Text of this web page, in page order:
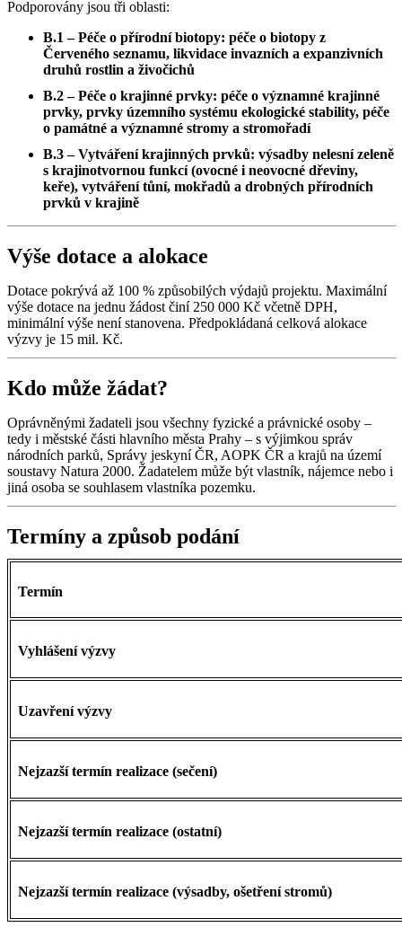
Podporovány jsou tři oblasti:
B.1 – Péče o přírodní biotopy: péče o biotopy z
Červeného seznamu, likvidace invazních a expanzivních
druhů rostlin a živočichů
B.2 – Péče o krajinné prvky: péče o významné krajinné
prvky, prvky územního systému ekologické stability, péče
o památné a významné stromy a stromořadí
B.3 – Vytváření krajinných prvků: výsadby nelesní zeleně
s krajinotvornou funkcí (ovocné i neovocné dřeviny,
keře), vytváření tůní, mokřadů a drobných přírodních
prvků v krajině
Výše dotace a alokace
Dotace pokrývá až 100 % způsobilých výdajů projektu. Maximální
výše dotace na jednu žádost činí 250 000 Kč včetně DPH,
minimální výše není stanovena. Předpokládaná celková alokace
výzvy je 15 mil. Kč.
Kdo může žádat?
Oprávněnými žadateli jsou všechny fyzické a právnické osoby –
tedy i městské části hlavního města Prahy – s výjimkou správ
národních parků, Správy jeskyní ČR, AOPK ČR a krajů na území
soustavy Natura 2000. Žadatelem může být vlastník, nájemce nebo i
jiná osoba se souhlasem vlastníka pozemku.
Termíny a způsob podání
Termín
Vyhlášení výzvy
Uzavření výzvy
Nejzazší termín realizace (sečení)
Nejzazší termín realizace (ostatní)
Nejzazší termín realizace (výsadby, ošetření stromů)